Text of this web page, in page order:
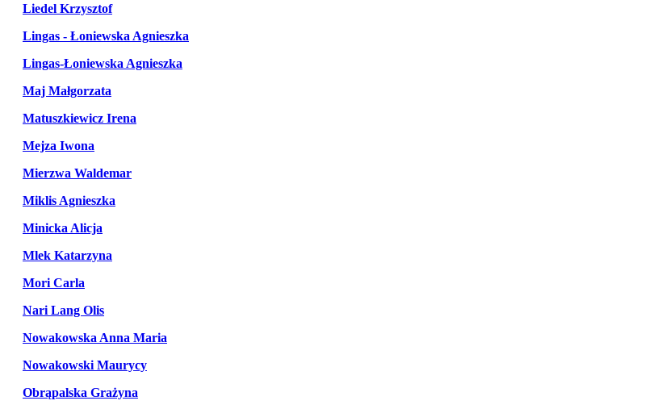
Liedel Krzysztof
Lingas - Łoniewska Agnieszka
Lingas-Łoniewska Agnieszka
Maj Małgorzata
Matuszkiewicz Irena
Mejza Iwona
Mierzwa Waldemar
Miklis Agnieszka
Minicka Alicja
Mlek Katarzyna
Mori Carla
Nari Lang Olis
Nowakowska Anna Maria
Nowakowski Maurycy
Obrąpalska Grażyna